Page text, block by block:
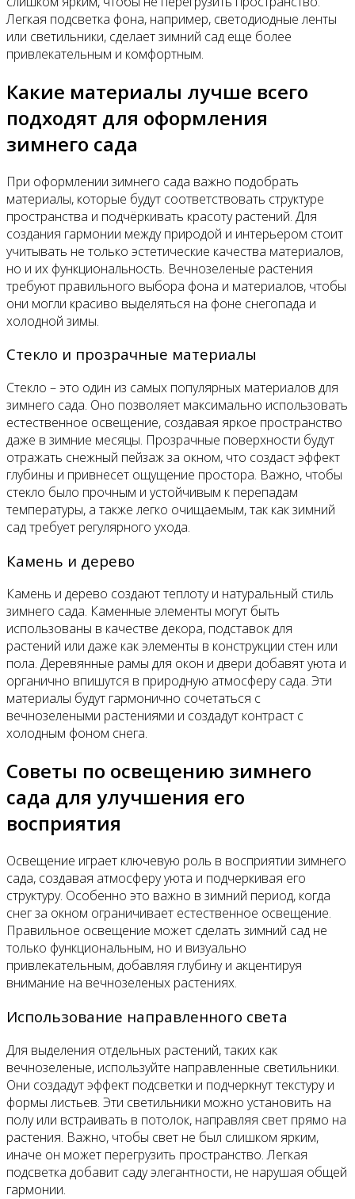
Легкая подсветка фона, например, светодиодные ленты
или светильники, сделает зимний сад еще более
привлекательным и комфортным.
Какие материалы лучше всего
подходят для оформления
зимнего сада
При оформлении зимнего сада важно подобрать
материалы, которые будут соответствовать структуре
пространства и подчёркивать красоту растений. Для
создания гармонии между природой и интерьером стоит
учитывать не только эстетические качества материалов,
но и их функциональность. Вечнозеленые растения
требуют правильного выбора фона и материалов, чтобы
они могли красиво выделяться на фоне снегопада и
холодной зимы.
Стекло и прозрачные материалы
Стекло – это один из самых популярных материалов для
зимнего сада. Оно позволяет максимально использовать
естественное освещение, создавая яркое пространство
даже в зимние месяцы. Прозрачные поверхности будут
отражать снежный пейзаж за окном, что создаст эффект
глубины и привнесет ощущение простора. Важно, чтобы
стекло было прочным и устойчивым к перепадам
температуры, а также легко очищаемым, так как зимний
сад требует регулярного ухода.
Камень и дерево
Камень и дерево создают теплоту и натуральный стиль
зимнего сада. Каменные элементы могут быть
использованы в качестве декора, подставок для
растений или даже как элементы в конструкции стен или
пола. Деревянные рамы для окон и двери добавят уюта и
органично впишутся в природную атмосферу сада. Эти
материалы будут гармонично сочетаться с
вечнозелеными растениями и создадут контраст с
холодным фоном снега.
Советы по освещению зимнего
сада для улучшения его
восприятия
Освещение играет ключевую роль в восприятии зимнего
сада, создавая атмосферу уюта и подчеркивая его
структуру. Особенно это важно в зимний период, когда
снег за окном ограничивает естественное освещение.
Правильное освещение может сделать зимний сад не
только функциональным, но и визуально
привлекательным, добавляя глубину и акцентируя
внимание на вечнозеленых растениях.
Использование направленного света
Для выделения отдельных растений, таких как
вечнозеленые, используйте направленные светильники.
Они создадут эффект подсветки и подчеркнут текстуру и
формы листьев. Эти светильники можно установить на
полу или встраивать в потолок, направляя свет прямо на
растения. Важно, чтобы свет не был слишком ярким,
иначе он может перегрузить пространство. Легкая
подсветка добавит саду элегантности, не нарушая общей
гармонии.